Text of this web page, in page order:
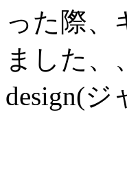
った際、
ました、
design(